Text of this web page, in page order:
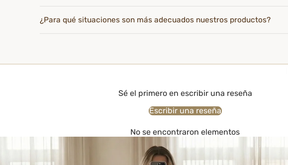
¿Para qué situaciones son más adecuados nuestros productos?
Sé el primero en escribir una reseña
Escribir una reseña
No se encontraron elementos